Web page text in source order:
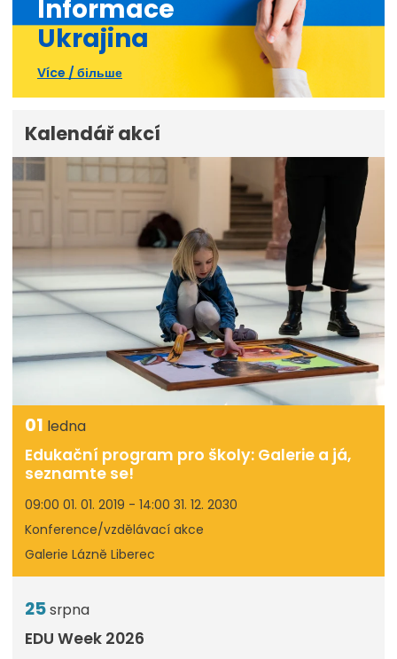
Informace
Ukrajina
Více / більше
Kalendář akcí
01 ledna
Edukační program pro školy: Galerie a já,
seznamte se!
09:00 01. 01. 2019 - 14:00 31. 12. 2030
Konference/vzdělávací akce
Galerie Lázně Liberec
25srpna
EDU Week 2026